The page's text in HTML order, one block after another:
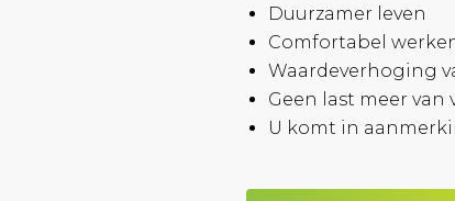
Duurzamer leven
Comfortabel
Waardeverhoging
Geen last meer van
U komt in